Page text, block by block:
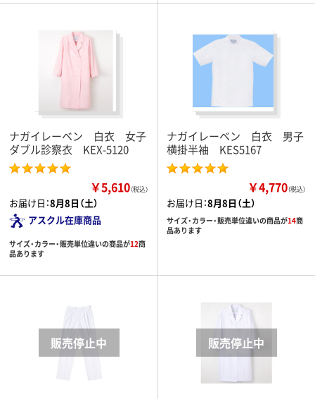
ナガイレーベン 白衣 女子
ダブル診察衣 KEX-5120
￥5,610（税込）
お届け日：8月8日（土）
アスクル在庫商品
サイズ・カラー・販売単位違いの商品が12商
品あります
ナガイレーベン 白衣 男子
横掛半袖 KES5167
￥4,770（税込）
お届け日：8月8日（土）
サイズ・カラー・販売単位違いの商品が14商
品あります